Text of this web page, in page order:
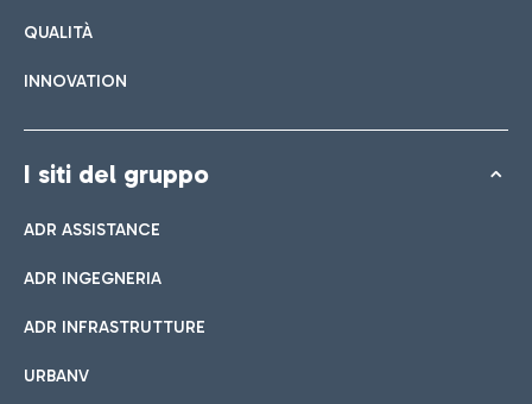
QUALITÀ
INNOVATION
I siti del gruppo
ADR ASSISTANCE
ADR INGEGNERIA
ADR INFRASTRUTTURE
URBANV